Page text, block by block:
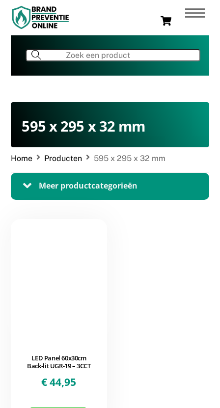
Skip
content
Cart
595 x 295 x 32 mm
Home Producten 595 x 295 x 32 mm
Meer productcategorieën
LED Panel 60x30cm
Back-lit UGR-19 – 3CCT
€44,95